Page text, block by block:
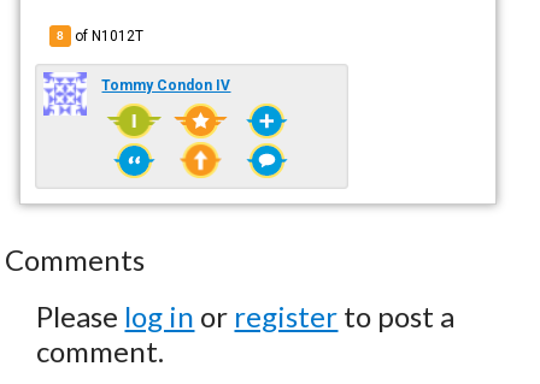
8 of N1012T
Tommy Condon IV
Comments
Please log in or register to post a
comment.